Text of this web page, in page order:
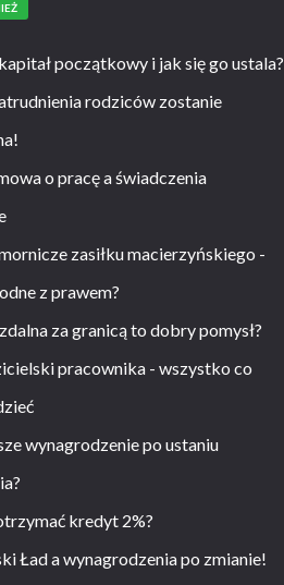
początkowy i jak się go ustala?
rodziców zostanie
o pracę a świadczenia
zasiłku macierzyńskiego -
z prawem?
za granicą to dobry pomysł?
pracownika - wszystko co
wynagrodzenie po ustaniu
kredyt 2%?
Ład a wynagrodzenia po zmianie!